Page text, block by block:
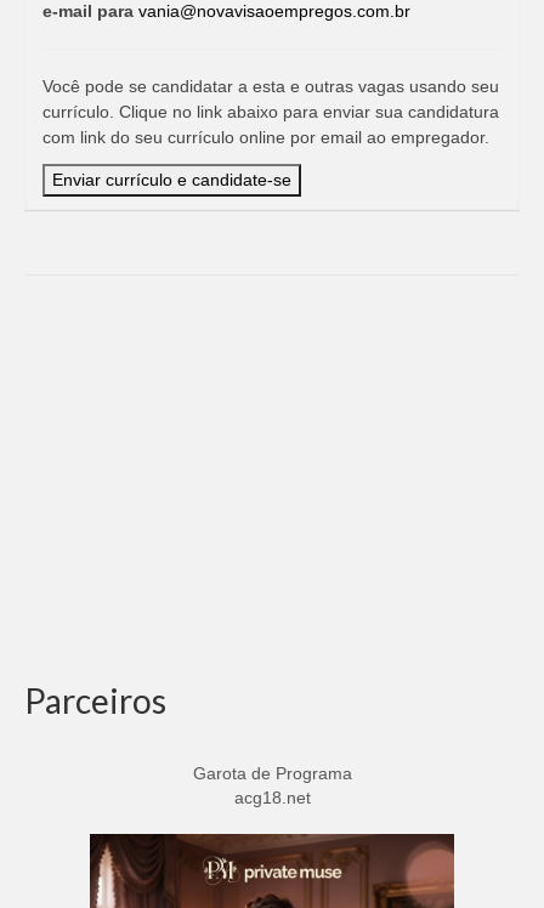
e-mail para vania@novavisaoempregos.com.br
Você pode se candidatar a esta e outras vagas usando seu
currículo. Clique no link abaixo para enviar sua candidatura
com link do seu currículo online por email ao empregador.
Parceiros
Garota de Programa
acg18.net